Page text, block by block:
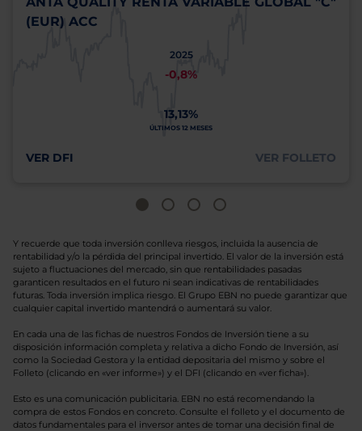
(EUR) ACC
2025
-0,8%
13,13%
ÚLTIMOS 12 MESES
VER DFI VER FOLLETO
Y recuerde que toda inversión conlleva riesgos, incluida la ausencia de
rentabilidad y/o la pérdida del principal invertido. El valor de la inversión está
sujeto a fluctuaciones del mercado, sin que rentabilidades pasadas
garanticen resultados en el futuro ni sean indicativas de rentabilidades
futuras. Toda inversión implica riesgo. El Grupo EBN no puede garantizar que
cualquier capital invertido mantendrá o aumentará su valor.
En cada una de las fichas de nuestros Fondos de Inversión tiene a su
disposición información completa y relativa a dicho Fondo de Inversión, así
como la Sociedad Gestora y la entidad depositaria del mismo y sobre el
Folleto (clicando en «ver informe») y el DFI (clicando en «ver ficha»).
Esto es una comunicación publicitaria. EBN no está recomendando la
compra de estos Fondos en concreto. Consulte el folleto y el documento de
datos fundamentales para el inversor antes de tomar una decisión final de